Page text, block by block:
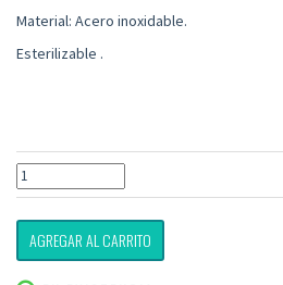
Material: Acero inoxidable.
Esterilizable .
AGREGAR AL CARRITO